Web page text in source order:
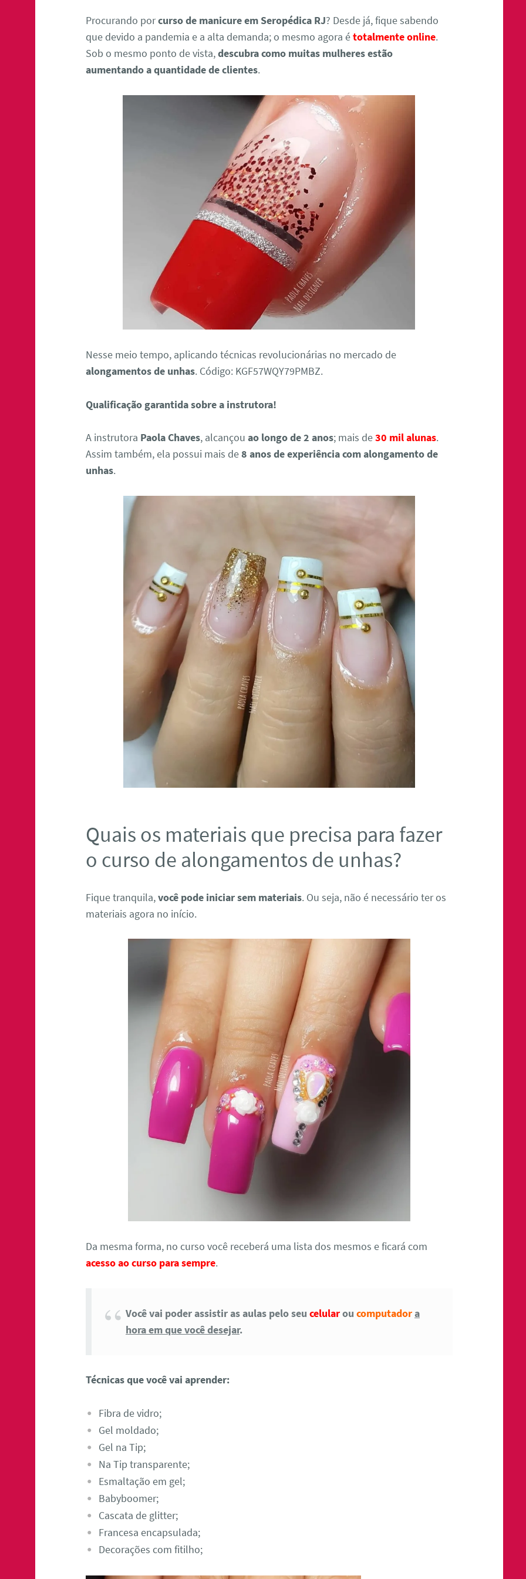
Procurando porcurso de manicure em Seropédica RJ? Desde já, fique sabendo
que devido a pandemia e a alta demanda; o mesmo agora étotalmente online.
Sob o mesmo ponto de vista,descubra como muitas mulheres estão
aumentando a quantidade de clientes.
Nesse meio tempo, aplicando técnicas revolucionárias no mercado de
alongamentos de unhas. Código: KGF57WQY79PMBZ.
Qualificação garantida sobre a instrutora!
A instrutora Paola Chaves, alcançouao longo de 2 anos; mais de30 mil alunas.
Assim também, ela possui mais de8 anos de experiência com alongamento de
unhas.
Quais os materiais que precisa para fazer
o curso de alongamentos de unhas?
Fique tranquila,você pode iniciar sem materiais. Ou seja, não é necessário ter os
materiais agora no início.
Da mesma forma, no curso você receberá uma lista dos mesmos e ficará com
acesso ao curso para sempre.
Você vai poder assistir as aulas pelo seu celularou computadora
hora em que você desejar.
Técnicas que você vai aprender:
Fibra de vidro;
Gel moldado;
Gel na Tip;
Na Tip transparente;
Esmaltação em gel;
Babyboomer;
Cascata de glitter;
Francesa encapsulada;
Decorações com fitilho;